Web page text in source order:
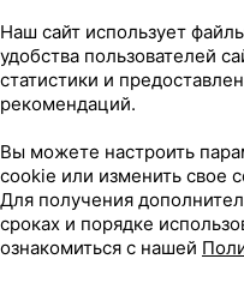
,10 мг / 1 мл
Компани , Румыния
Наш сайт использует
удобства пользователей
статистики и
рекомендаций.
Вы можете настроить
cookie или изменить свое
Для получения
сроках и порядке
ознакомиться с нашей